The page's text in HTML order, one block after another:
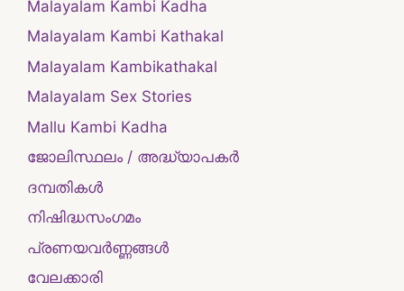
Malayalam Kambi Kadha
Malayalam Kambi Kathakal
Malayalam Kambikathakal
Malayalam Sex Stories
Mallu Kambi Kadha
ജോലിസ്ഥലം / അദ്ധ്യാപകർ
ദമ്പതികള്‍
നിഷിദ്ധസംഗമം
പ്രണയവർണ്ണങ്ങൾ
വേലക്കാരി